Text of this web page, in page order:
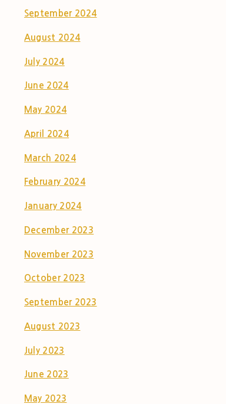
September 2024
August 2024
July 2024
June 2024
May 2024
April 2024
March 2024
February 2024
January 2024
December 2023
November 2023
October 2023
September 2023
August 2023
July 2023
June 2023
May 2023